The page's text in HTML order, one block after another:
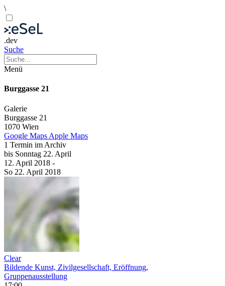
\
.dev
Suche
Menü
Burggasse 21
Galerie
Burggasse 21
1070 Wien
Google Maps Apple Maps
1 Termin im Archiv
bis Sonntag 22. April
12. April 2018 -
So 22. April 2018
Clear
Bildende Kunst, Zivilgesellschaft, Eröffnung,
Gruppenausstellung